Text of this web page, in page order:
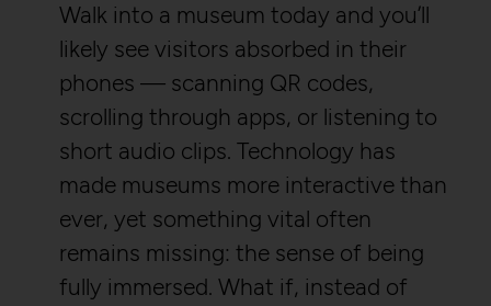
Walk into a museum today and you’ll
likely see visitors absorbed in their
phones — scanning QR codes,
scrolling through apps, or listening to
short audio clips. Technology has
made museums more interactive than
ever, yet something vital often
remains missing: the sense of being
fully immersed. What if, instead of